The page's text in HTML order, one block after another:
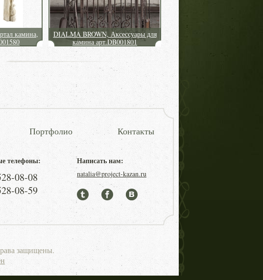
камина,
DIALMA BROWN, Аксессуары для
камина арт.DB001801
Портфолио Контакты
телефоны:
08-08
08-59
Написать нам:
natalia@project-kazan.ru
защищены.